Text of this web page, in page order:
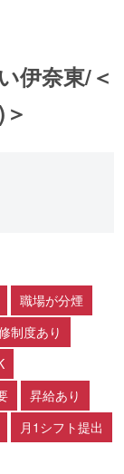
伊奈東/＜
職場が分煙
制度あり
昇給あり
月1シフト提出